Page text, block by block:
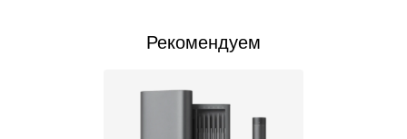
Рекомендуем